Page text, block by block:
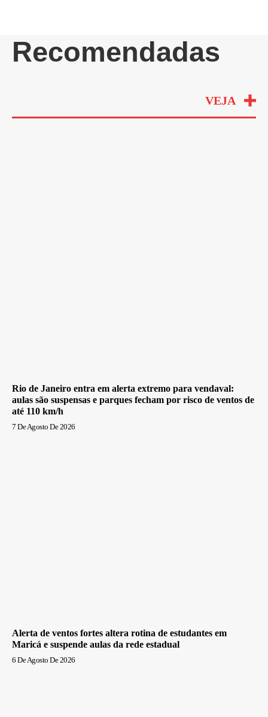
Recomendadas
VEJA
Rio de Janeiro entra em alerta extremo para vendaval:
aulas são suspensas e parques fecham por risco de ventos de
até 110 km/h
7 De Agosto De 2026
Alerta de ventos fortes altera rotina de estudantes em
Maricá e suspende aulas da rede estadual
6 De Agosto De 2026